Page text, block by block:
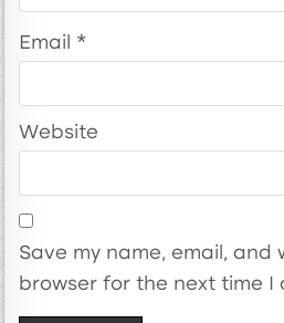
Email *
Website
Save my name, email, and
browser for the next time I